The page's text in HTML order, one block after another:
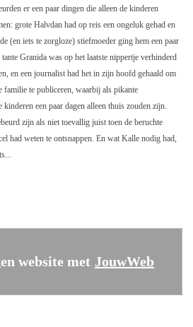
er een paar dingen die alleen de kinderen
grote Halvdan had op reis een ongeluk gehad en
(en iets te zorgloze) stiefmoeder ging hem een paar
Granida was op het laatste nippertje verhinderd
en een journalist had het in zijn hoofd gehaald om
familie te publiceren, waarbij als pikante
een paar dagen alleen thuis zouden zijn.
zijn als niet toevallig juist toen de beruchte
had weten te ontsnappen. En wat Kalle nodig had,
website met JouwWeb